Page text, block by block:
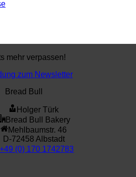
mehr verpassen!
zum Newsletter
Bread Bull
Holger Türk
Bread Bull Bakery
Mehlbaumstr. 46
D-72458 Albstadt
+49 (0) 170 1742783